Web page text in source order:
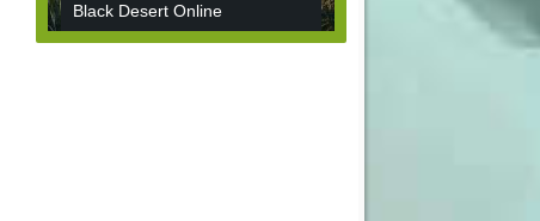
Black Desert Online